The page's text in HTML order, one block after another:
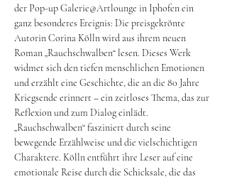
der Pop-up Galerie@Artlounge in Iphofen ein
ganz besonderes Ereignis: Die preisgekrönte
Autorin Corina Kölln wird aus ihrem neuen
Roman „Rauchschwalben“ lesen. Dieses Werk
widmet sich den tiefen menschlichen Emotionen
und erzählt eine Geschichte, die an die 80 Jahre
Kriegsende erinnert – ein zeitloses Thema, das zur
Reflexion und zum Dialog einlädt.
„Rauchschwalben“ fasziniert durch seine
bewegende Erzählweise und die vielschichtigen
Charaktere. Kölln entführt ihre Leser auf eine
emotionale Reise durch die Schicksale, die das